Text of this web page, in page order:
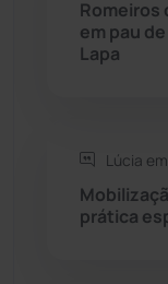
Sebastião
Sudoeste
Tanhaçu
Romeiros
em pau
Lapa
Lúcia
prática